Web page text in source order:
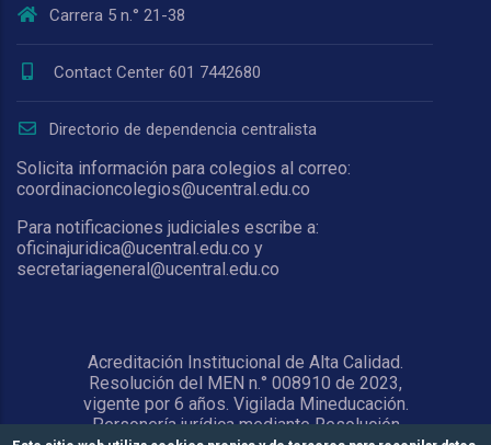
Carrera 5 n.° 21-38
Contact Center 601 7442680
Directorio de dependencia centralista
Solicita información para colegios al correo:
coordinacioncolegios@ucentral.edu.co
Para notificaciones judiciales escribe a:
oficinajuridica@ucentral.edu.co y
secretariageneral@ucentral.edu.co
Acreditación Institucional de Alta Calidad.
Resolución del MEN n.° 008910 de 2023,
vigente por 6 años. Vigilada Mineducación.
Personería jurídica mediante Resolución